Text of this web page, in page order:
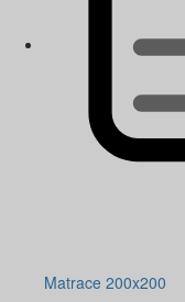
Matrace 200x200